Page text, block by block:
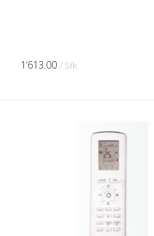
1’613.00 / Stk.